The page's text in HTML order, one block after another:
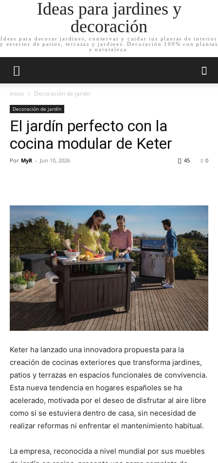
Ideas para jardines y
decoración
Ideas para decorar jardines, conservar y cuidar tus plantas de interior
y exterior de patios, terrazas y jardines. Decoración 100% con plantas
y naturaleza.
Inicio Decoración de jardín
Decoración de jardín
El jardín perfecto con la
cocina modular de Keter
Por MyR - Jun 10, 2026 0
45
Keter ha lanzado una innovadora propuesta para la
creación de cocinas exteriores que transforma jardines,
patios y terrazas en espacios funcionales de convivencia.
Esta nueva tendencia en hogares españoles se ha
acelerado, motivada por el deseo de disfrutar al aire libre
como si se estuviera dentro de casa, sin necesidad de
realizar reformas ni enfrentar el mantenimiento habitual.
La empresa, reconocida a nivel mundial por sus muebles